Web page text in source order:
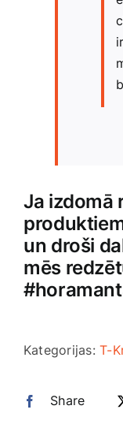
Ja izdomā
un droši
mēs
Kategorijas:T-
Share